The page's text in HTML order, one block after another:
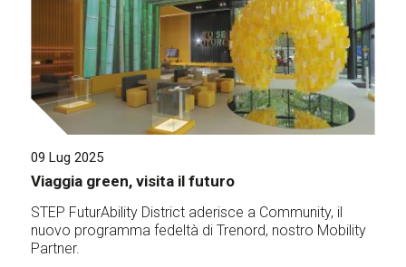
09 Lug 2025
Viaggia green, visita il futuro
STEP FuturAbility District aderisce a Community, il
nuovo programma fedeltà di Trenord, nostro Mobility
Partner.